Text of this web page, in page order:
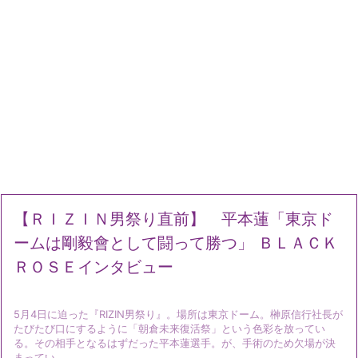
【ＲＩＺＩＮ男祭り直前】 平本蓮「東京ド
ームは剛毅會として闘って勝つ」 ＢＬＡＣＫ
ＲＯＳＥインタビュー
5月4日に迫った『RIZIN男祭り』。場所は東京ドーム。榊原信行社長が
たびたび口にするように「朝倉未来復活祭」という色彩を放ってい
る。その相手となるはずだった平本蓮選手。が、手術のため欠場が決